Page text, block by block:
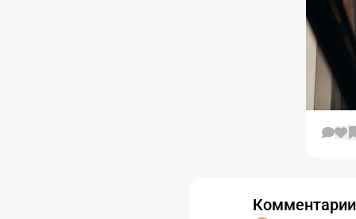
Комментарии